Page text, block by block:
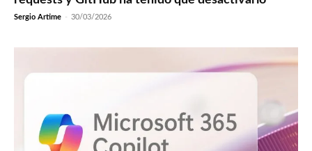
Sergio Artime - 30/03/2026